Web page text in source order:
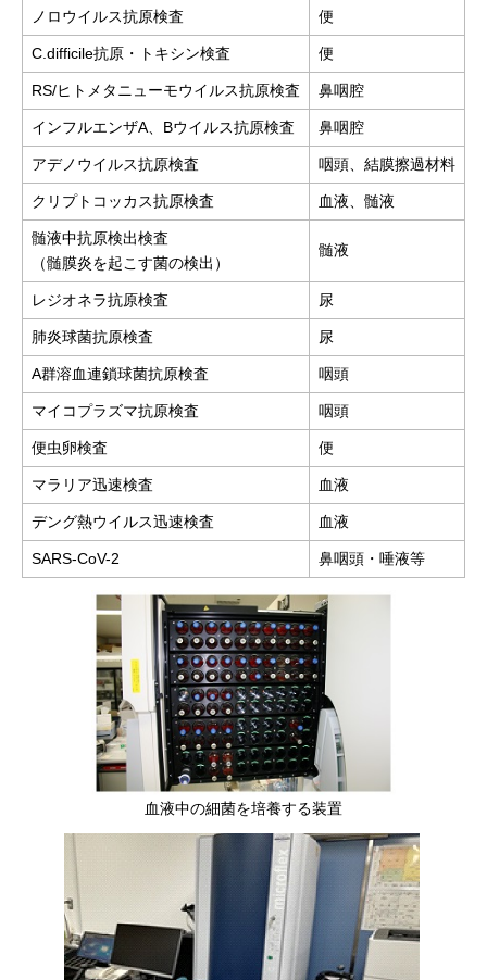
ノロウイルス抗原検査 便
C.difficile抗原・トキシン検査 便
RS/ヒトメタニューモウイルス抗原検査 鼻咽腔
インフルエンザA、Bウイルス抗原検査 鼻咽腔
アデノウイルス抗原検査 咽頭、結膜擦過材料
クリプトコッカス抗原検査 血液、髄液
髄液中抗原検出検査
（髄膜炎を起こす菌の検出）
髄液
レジオネラ抗原検査 尿
肺炎球菌抗原検査 尿
A群溶血連鎖球菌抗原検査 咽頭
マイコプラズマ抗原検査 咽頭
便虫卵検査 便
マラリア迅速検査 血液
デング熱ウイルス迅速検査 血液
SARS-CoV-2 鼻咽頭・唾液等
血液中の細菌を培養する装置